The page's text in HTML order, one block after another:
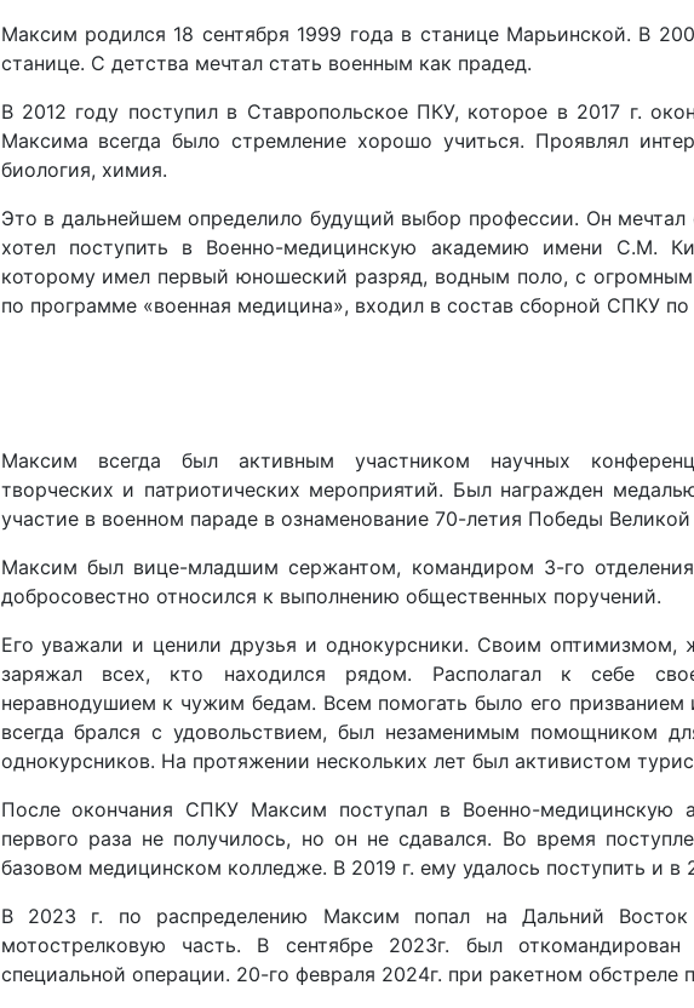
Максим родился 18 сентября 1999 года в станице Марьинской. В
станице. С детства мечтал стать военным как прадед.
В 2012 году поступил в Ставропольское ПКУ, которое в 2017 г.
Максима всегда было стремление хорошо учиться. Проявлял
биология, химия.
Это в дальнейшем определило будущий выбор профессии. Он
хотел поступить в Военно-медицинскую академию имени С.М.
которому имел первый юношеский разряд, водным поло, с огромным
по программе «военная медицина», входил в состав сборной СПКУ по
Максим всегда был активным участником научных
творческих и патриотических мероприятий. Был награжден
участие в военном параде в ознаменование 70-летия Победы
Максим был вице-младшим сержантом, командиром 3-го
добросовестно относился к выполнению общественных поручений.
Его уважали и ценили друзья и однокурсники. Своим оптимизмом,
заряжал всех, кто находился рядом. Располагал к себе
неравнодушием к чужим бедам. Всем помогать было его
всегда брался с удовольствием, был незаменимым помощником
однокурсников. На протяжении нескольких лет был активистом
После окончания СПКУ Максим поступал в Военно-
первого раза не получилось, но он не сдавался. Во время
базовом медицинском колледже. В 2019 г. ему удалось поступить и в
В 2023 г. по распределению Максим попал на Дальний
мотострелковую часть. В сентябре 2023г. был
специальной операции. 20-го февраля 2024г. при ракетном обстреле